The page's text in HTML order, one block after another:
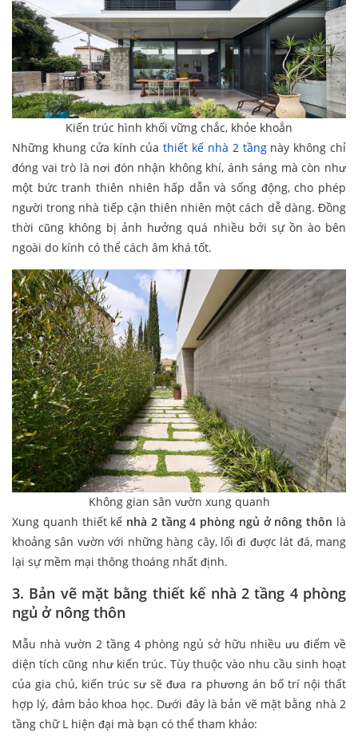
Kiến trúc hình khối vững chắc, khỏe khoắn
Những khung cửa kính củathiết kế nhà 2 tầngnày không chỉ
đóng vai trò là nơi đón nhận không khí, ánh sáng mà còn như
một bức tranh thiên nhiên hấp dẫn và sống động, cho phép
người trong nhà tiếp cận thiên nhiên một cách dễ dàng. Đồng
thời cũng không bị ảnh hưởng quá nhiều bởi sự ồn ào bên
ngoài do kính có thể cách âm khá tốt.
Không gian sân vườn xung quanh
Xung quanh thiết kế nhà 2 tầng 4 phòng ngủ ở nông thôn là
khoảng sân vườn với những hàng cây, lối đi được lát đá, mang
lại sự mềm mại thông thoáng nhất định.
3. Bản vẽ mặt bằng thiết kế nhà 2 tầng 4 phòng
ngủ ở nông thôn
Mẫu nhà vườn 2 tầng 4 phòng ngủ sở hữu nhiều ưu điểm về
diện tích cũng như kiến trúc. Tùy thuộc vào nhu cầu sinh hoạt
của gia chủ, kiến trúc sư sẽ đưa ra phương án bố trí nội thất
hợp lý, đảm bảo khoa học. Dưới đây là bản vẽ mặt bằng nhà 2
tầng chữ L hiện đại mà bạn có thể tham khảo: